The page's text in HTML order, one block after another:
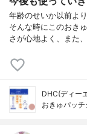
年齢のせいか以前よ
そんな時にこのおき
さが心地よく、また
DHC(ディー
おきゅパッ